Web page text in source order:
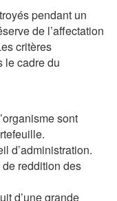
pendant un
de l’affectation
critères
le cadre du
sont
d’administration.
de reddition des
d’une grande